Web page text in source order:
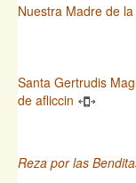
Nuestra Madre de
Santa Gertrudis
de afliccin
Reza por las